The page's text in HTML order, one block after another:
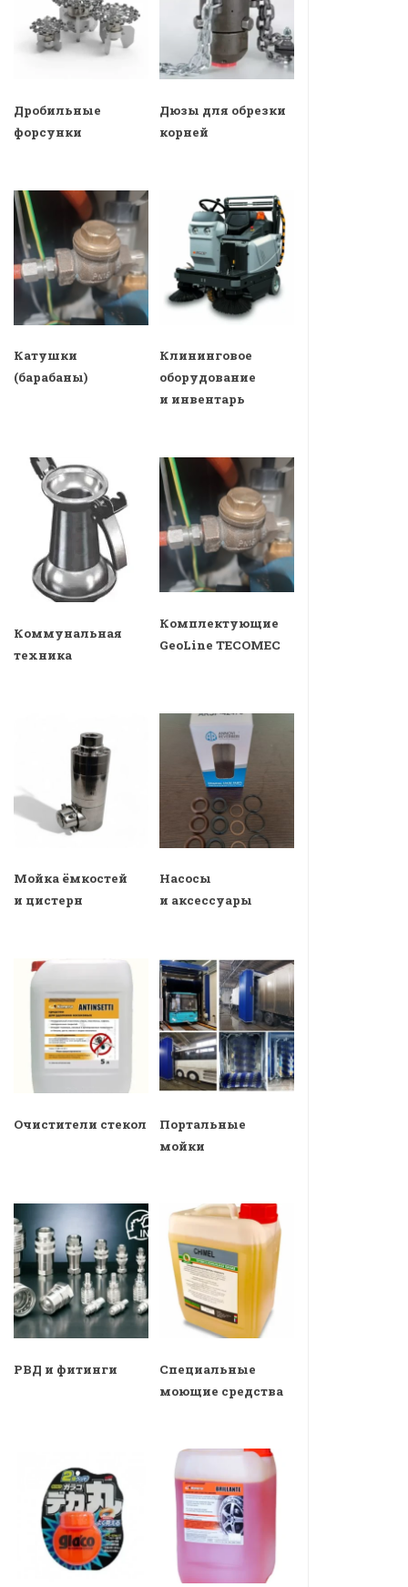
Дробильные
форсунки
Дюзы для обрезки
корней
Катушки
(барабаны)
Клининговое
оборудование
и инвентарь
Коммунальная
техника
Комплектующие
GeoLine TECOMEC
Мойка ёмкостей
и цистерн
Насосы
и аксессуары
Очистители стекол
Портальные
мойки
РВД и фитинги
Специальные
моющие средства